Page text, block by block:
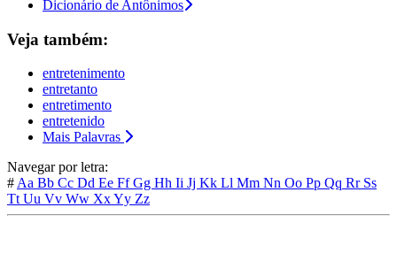
Dicionário de Antônimos
Veja também:
entretenimento
entretanto
entretimento
entretenido
Mais Palavras
Navegar por letra:
#Aa Bb Cc Dd Ee FfGg Hh Ii Jj Kk Ll Mm Nn Oo Pp Qq Rr Ss
TtUu Vv Ww XxYy Zz